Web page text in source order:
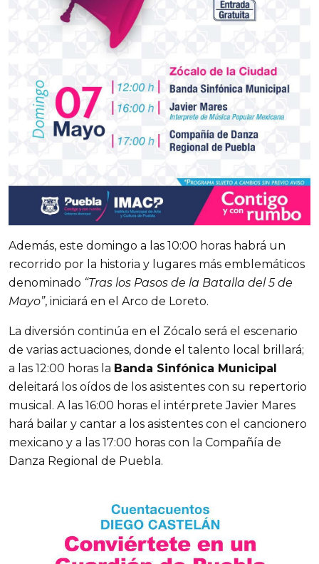
Además, este domingo a las 10:00 horas habrá un
recorrido por la historia y lugares más emblemáticos
denominado “Tras los Pasos de la Batalla del 5 de
Mayo”, iniciará en el Arco de Loreto.
La diversión continúa en el Zócalo será el escenario
de varias actuaciones, donde el talento local brillará;
a las 12:00 horas la Banda Sinfónica Municipal
deleitará los oídos de los asistentes con su repertorio
musical. A las 16:00 horas el intérprete Javier Mares
hará bailar y cantar a los asistentes con el cancionero
mexicano y a las 17:00 horas con la Compañía de
Danza Regional de Puebla.